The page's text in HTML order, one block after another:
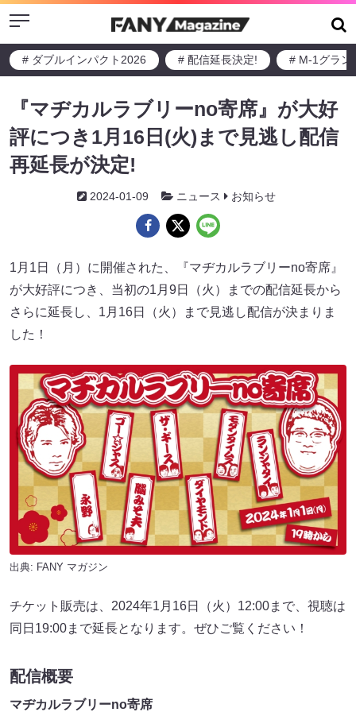
Menu
# ダブルインパクト2026 # 配信延長決定! # M-1グラン
『マヂカルラブリーno寄席』が大好
評につき1月16日(火)まで見逃し配信
再延長が決定!
2024-01-09 ニュース お知らせ
1月1日（月）に開催された、『マヂカルラブリーno寄席』
が大好評につき、当初の1月9日（火）までの配信延長から
さらに延長し、1月16日（火）まで見逃し配信が決まりま
した！
出典: FANY マガジン
チケット販売は、2024年1月16日（火）12:00まで、視聴は
同日19:00まで延長となります。ぜひご覧ください！
配信概要
マヂカルラブリーno寄席